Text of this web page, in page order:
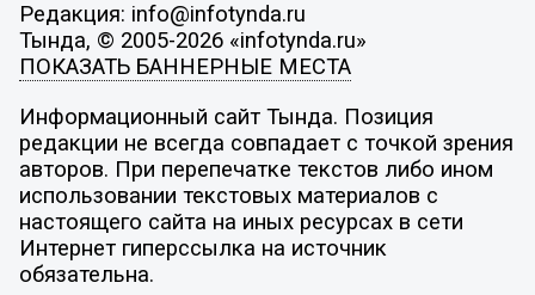
Редакция: info@infotynda.ru
Тында, © 2005-2026 «infotynda.ru»
ПОКАЗАТЬ БАННЕРНЫЕ МЕСТА
Информационный сайт Тында. Позиция
редакции не всегда совпадает с точкой зрения
авторов. При перепечатке текстов либо ином
использовании текстовых материалов с
настоящего сайта на иных ресурсах в сети
Интернет гиперссылка на источник
обязательна.